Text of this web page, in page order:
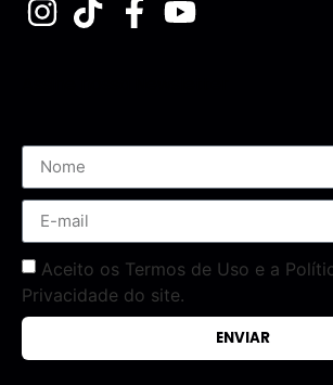
Aceito os Termos de Uso e a
Privacidade do site.
ENVIAR